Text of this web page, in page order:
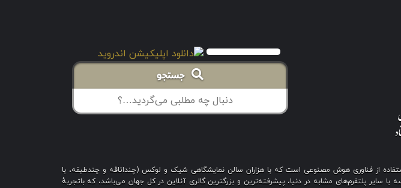
جستجو
از فناوری هوش مصنوعی است که با هزاران سالن نمایشگاهی شیک و لوکس (چنداتاقه و چندطبقه، با
سایر پلتفرم‌های مشابه در دنیا، پیشرفته‌ترین و بزرگترین گالری آنلاین در کل جهان می‌باشد، که باتجربهٔ